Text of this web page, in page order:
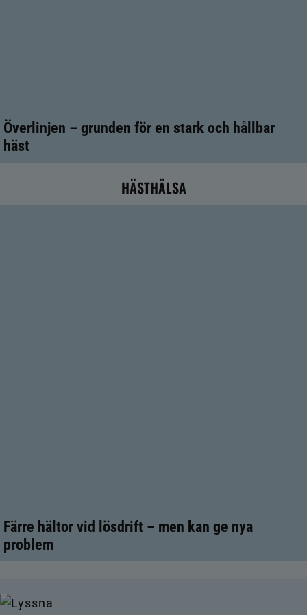
Överlinjen – grunden för en stark och hållbar
häst
HÄSTHÄLSA
Färre hältor vid lösdrift – men kan ge nya
problem